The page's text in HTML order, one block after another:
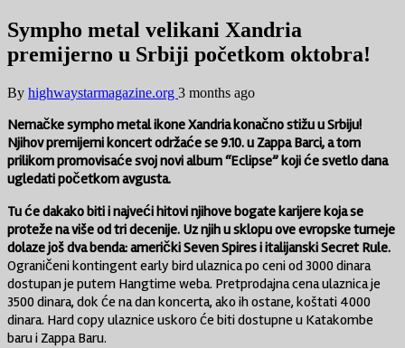
Sympho metal velikani Xandria
premijerno u Srbiji početkom oktobra!
By highwaystarmagazine.org 3 months ago
Nemačke sympho metal ikone Xandria konačno stižu u Srbiju!
Njihov premijerni koncert održaće se 9.10. u Zappa Barci, a tom
prilikom promovisaće svoj novi album “Eclipse” koji će svetlo dana
ugledati početkom avgusta.
Tu će dakako biti i najveći hitovi njihove bogate karijere koja se
proteže na više od tri decenije. Uz njih u sklopu ove evropske turneje
dolaze još dva benda: američki Seven Spires i italijanski Secret Rule.
Ograničeni kontingent early bird ulaznica po ceni od 3000 dinara
dostupan je putem Hangtime weba. Pretprodajna cena ulaznica je
3500 dinara, dok će na dan koncerta, ako ih ostane, koštati 4000
dinara. Hard copy ulaznice uskoro će biti dostupne u Katakombe
baru i Zappa Baru.